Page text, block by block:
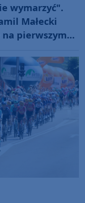
wymarzyć".
Małecki
pierwszym